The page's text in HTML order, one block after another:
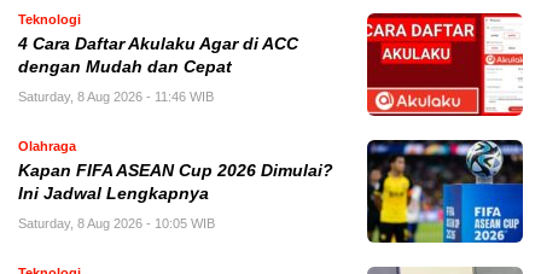
Teknologi
4 Cara Daftar Akulaku Agar di ACC
dengan Mudah dan Cepat
Saturday, 8 Aug 2026 - 11:46 WIB
Olahraga
Kapan FIFA ASEAN Cup 2026 Dimulai?
Ini Jadwal Lengkapnya
Saturday, 8 Aug 2026 - 10:05 WIB